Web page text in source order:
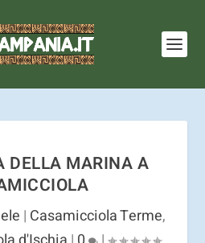
DELLA MARINA A
| Casamicciola Terme,
dei cookie.
Ulteriori
OK